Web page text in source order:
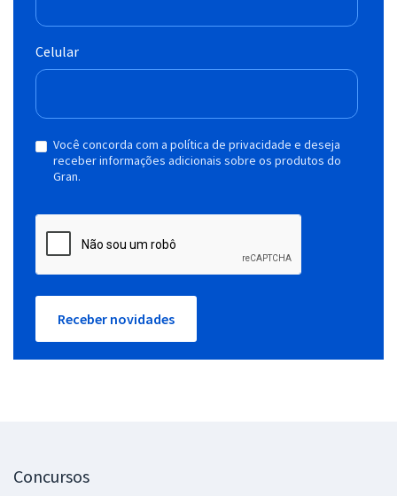
Celular
Você concorda com a política de privacidade e deseja
receber informações adicionais sobre os produtos do
Gran.
Receber novidades
Concursos